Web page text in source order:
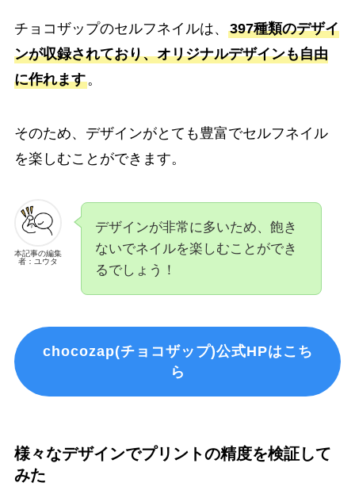
チョコザップのセルフネイルは、 397種類のデザイ
ンが収録されており、オリジナルデザインも自由
に作れます。
そのため、デザインがとても豊富でセルフネイル
を楽しむことができます。
本記事の編集
者：ユウタ
デザインが非常に多いため、飽き
ないでネイルを楽しむことができ
るでしょう！
chocozap(チョコザップ)公式HPはこち
ら
様々なデザインでプリントの精度を検証して
みた